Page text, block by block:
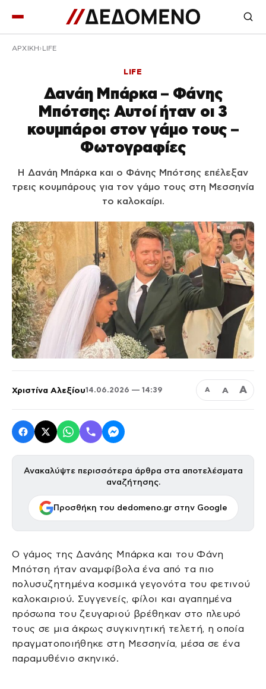
ΑΡΧΙΚΉ LIFE
LIFE
Δανάη Μπάρκα – Φάνης
Μπότσης: Αυτοί ήταν οι 3
κουμπάροι στον γάμο τους –
Φωτογραφίες
Η Δανάη Μπάρκα και ο Φάνης Μπότσης επέλεξαν
τρεις κουμπάρους για τον γάμο τους στη Μεσσηνία
το καλοκαίρι.
Χριστίνα Αλεξίου14.06.2026 — 14:39 Α Α Α
Ανακαλύψτε περισσότερα άρθρα στα αποτελέσματα
αναζήτησης.
Προσθήκη του dedomeno.gr στην Google
Ο γάμος της Δανάης Μπάρκα και του Φάνη
Μπότση ήταν αναμφίβολα ένα από τα πιο
πολυσυζητημένα κοσμικά γεγονότα του φετινού
καλοκαιριού. Συγγενείς, φίλοι και αγαπημένα
πρόσωπα του ζευγαριού βρέθηκαν στο πλευρό
τους σε μια άκρως συγκινητική τελετή, η οποία
πραγματοποιήθηκε στη Μεσσηνία, μέσα σε ένα
παραμυθένιο σκηνικό.